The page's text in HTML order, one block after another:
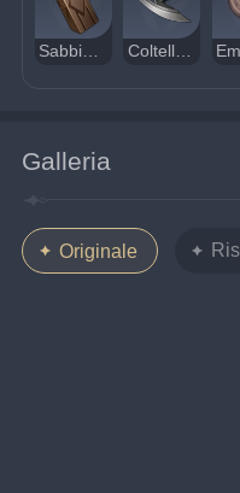
Sabbie brillanti di Guyun Coltello sacrificale del cacciatore
Galleria
Originale